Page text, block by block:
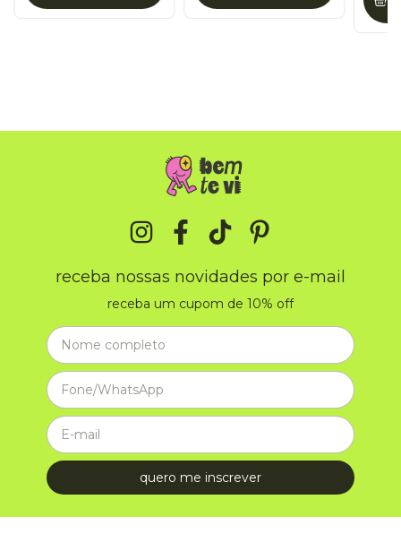
receba nossas novidades por e-mail
receba um cupom de 10% off